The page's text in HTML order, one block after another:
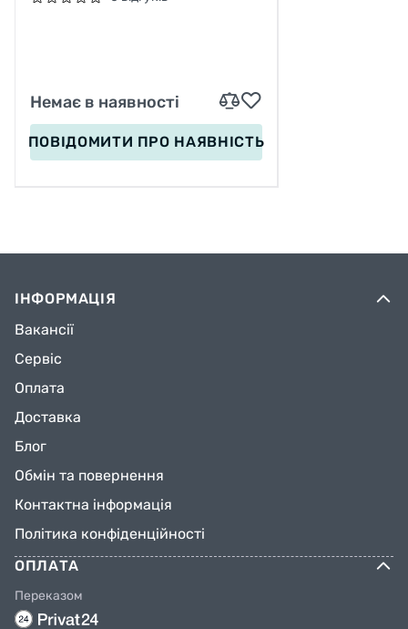
Немає в наявності
ПОВІДОМИТИ ПРО НАЯВНІСТЬ
ІНФОРМАЦІЯ
Вакансії
Сервіс
Оплата
Доставка
Блог
Обмін та повернення
Контактна інформація
Політика конфіденційності
ОПЛАТА
Переказом